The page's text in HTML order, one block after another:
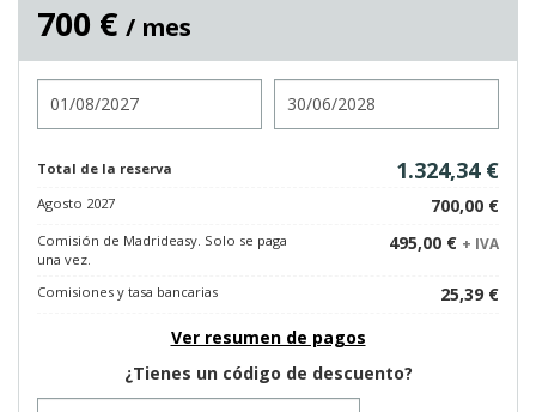
700 € / mes
Total de la reserva 1.324,34 €
Agosto 2027 700,00 €
Comisión de Madrideasy. Solo se paga
una vez.
495,00 € + IVA
Comisiones y tasa bancarias
25,39 €
Ver resumen de pagos
¿Tienes un código de descuento?